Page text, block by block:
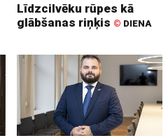
Līdzcilvēku rūpes kā
glābšanas riņķis © DIENA